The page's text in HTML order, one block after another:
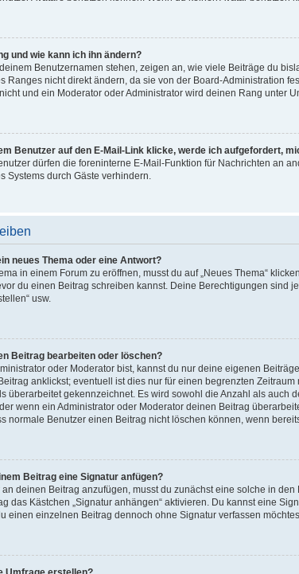
und wie kann ich ihn ändern?
Benutzernamen stehen, zeigen an, wie viele Beiträge du
Ranges nicht direkt ändern, da sie von der Board-Administration
und ein Moderator oder Administrator wird deinen Rang unter
Benutzer auf den E-Mail-Link klicke, werde ich aufgefordert,
dürfen die foreninterne E-Mail-Funktion für Nachrichten an
Systems durch Gäste verhindern.
neues Thema oder eine Antwort?
in einem Forum zu eröffnen, musst du auf „Neues Thema“
du einen Beitrag schreiben kannst. Deine Berechtigungen sind
usw.
Beitrag bearbeiten oder löschen?
oder Moderator bist, kannst du nur deine eigenen
anklickst; eventuell ist dies nur für einen begrenzten
überarbeitet gekennzeichnet. Es wird sowohl die Anzahl als
wenn ein Administrator oder Moderator deinen Beitrag
normale Benutzer einen Beitrag nicht löschen können, wenn
Beitrag eine Signatur anfügen?
deinen Beitrag anzufügen, musst du zunächst eine solche in
das Kästchen „Signatur anhängen“ aktivieren. Du kannst eine
einen einzelnen Beitrag dennoch ohne Signatur verfassen